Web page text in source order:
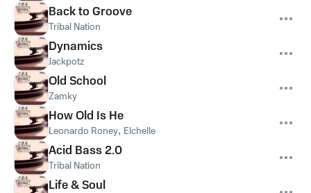
Back to Groove
Tribal Nation
Dynamics
Jackpotz
Old School
Zamky
How Old Is He
Leonardo Roney, Elchelle
Acid Bass 2.0
Tribal Nation
Life & Soul